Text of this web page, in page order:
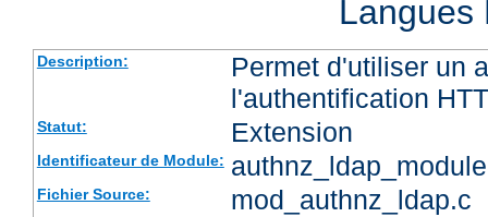
Description:
Permet d'utiliser un
l'authentification
Statut: Extension
Identificateur de Module: authnz_ldap_module
Fichier Source: mod_authnz_ldap.c